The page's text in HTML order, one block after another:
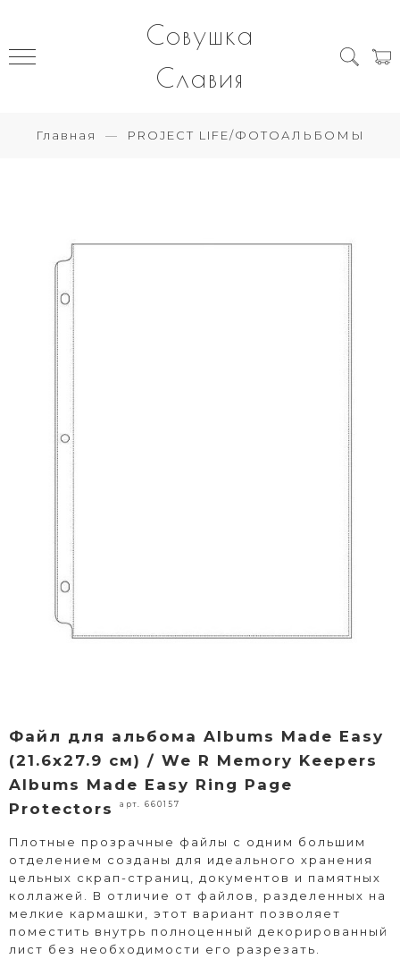
Совушка
Славия
Главная PROJECT LIFE/ФОТОАЛЬБОМЫ
Файл для альбома Albums Made Easy
(21.6х27.9 см) / We R Memory Keepers
Albums Made Easy Ring Page
Protectors
арт. 660157
Плотные прозрачные файлы с одним большим
отделением созданы для идеального хранения
цельных скрап-страниц, документов и памятных
коллажей. В отличие от файлов, разделенных на
мелкие кармашки, этот вариант позволяет
поместить внутрь полноценный декорированный
лист без необходимости его разрезать.